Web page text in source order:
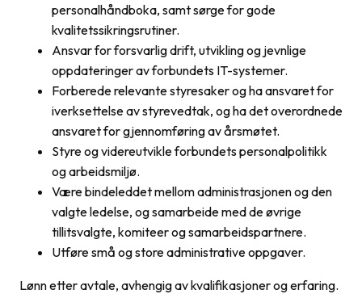
personalhåndboka, samt sørge for gode
kvalitetssikringsrutiner.
Ansvar for forsvarlig drift, utvikling og jevnlige
oppdateringer av forbundets IT-systemer.
Forberede relevante styresaker og ha ansvaret for
iverksettelse av styrevedtak, og ha det overordnede
ansvaret for gjennomføring av årsmøtet.
Styre og videreutvikle forbundets personalpolitikk
og arbeidsmiljø.
Være bindeleddet mellom administrasjonen og den
valgte ledelse, og samarbeide med de øvrige
tillitsvalgte, komiteer og samarbeidspartnere.
Utføre små og store administrative oppgaver.
Lønn etter avtale, avhengig av kvalifikasjoner og erfaring.